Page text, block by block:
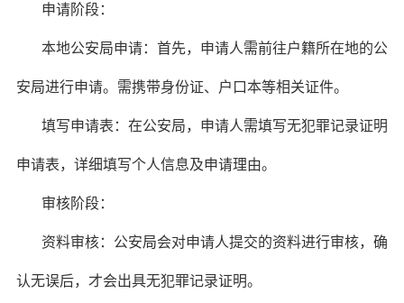
申请阶段：
本地公安局申请：首先，申请人需前往户籍所在地的公
安局进行申请。需携带身份证、户口本等相关证件。
填写申请表：在公安局，申请人需填写无犯罪记录证明
申请表，详细填写个人信息及申请理由。
审核阶段：
资料审核：公安局会对申请人提交的资料进行审核，确
认无误后，才会出具无犯罪记录证明。